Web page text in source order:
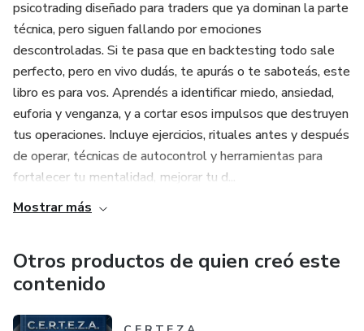
psicotrading diseñado para traders que ya dominan la parte
técnica, pero siguen fallando por emociones
descontroladas. Si te pasa que en backtesting todo sale
perfecto, pero en vivo dudás, te apurás o te saboteás, este
libro es para vos. Aprendés a identificar miedo, ansiedad,
euforia y venganza, y a cortar esos impulsos que destruyen
tus operaciones. Incluye ejercicios, rituales antes y después
de operar, técnicas de autocontrol y herramientas para
fortalecer tu mentalidad, mejorar tu d...
Mostrar más
Otros productos de quien creó este
contenido